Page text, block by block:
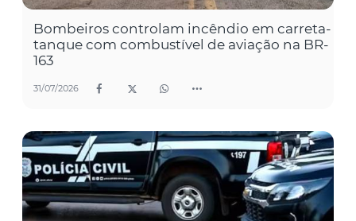
Bombeiros controlam incêndio em carreta-
tanque com combustível de aviação na BR-
163
31/07/2026